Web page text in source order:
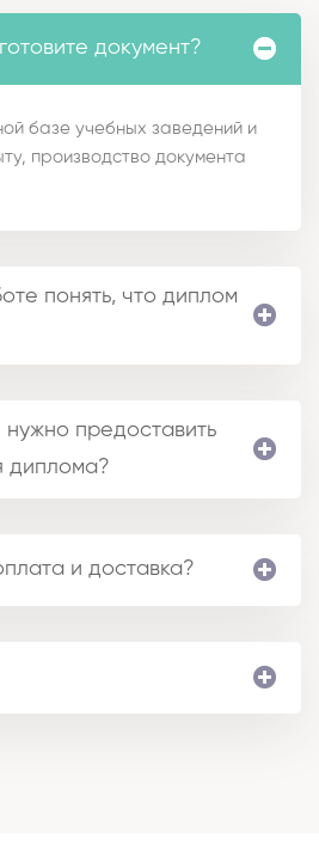
документ?
базе учебных заведений и
производство документа
понять, что диплом
предоставить
диплома?
и доставка?